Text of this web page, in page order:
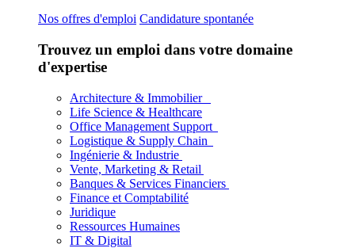
Nos offres d'emploi Candidature spontanée
Trouvez un emploi dans votre domaine
d'expertise
Architecture & Immobilier
Life Science & Healthcare
Office Management Support
Logistique & Supply Chain
Ingénierie & Industrie
Vente, Marketing & Retail
Banques & Services Financiers
Finance et Comptabilité
Juridique
Ressources Humaines
IT & Digital